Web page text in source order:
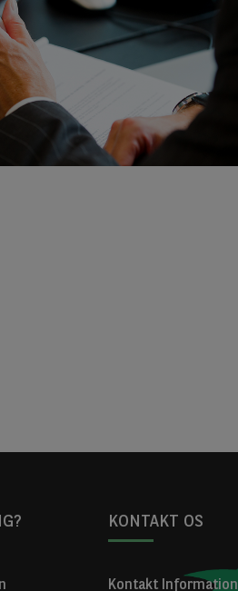
KONTAKT OS
Kontakt Information